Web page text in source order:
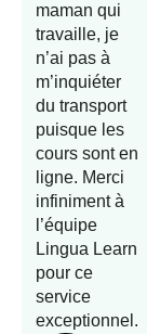
maman qui
travaille, je
n’ai pas à
m’inquiéter
du transport
puisque les
cours sont en
ligne. Merci
infiniment à
l’équipe
Lingua Learn
pour ce
service
exceptionnel.